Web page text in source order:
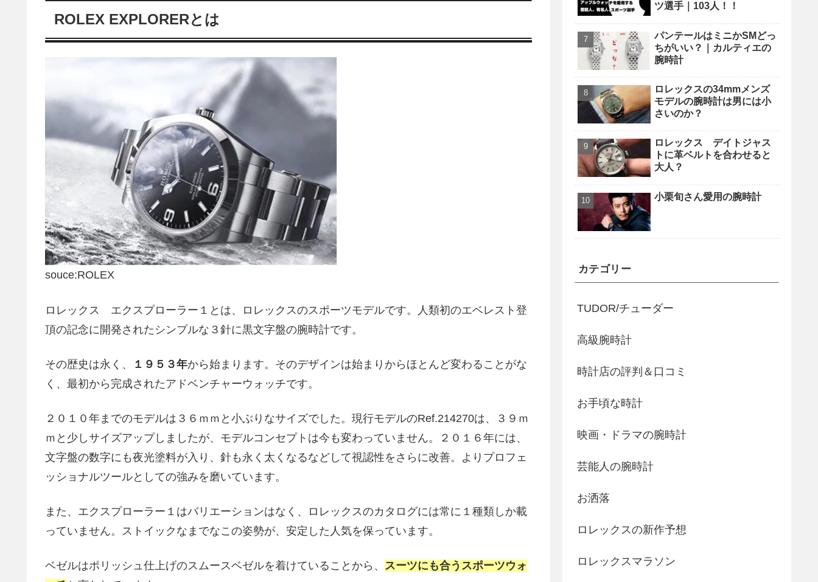
ROLEX EXPLORERとは
souce:ROLEX
ロレックス エクスプローラー１とは、ロレックスのスポーツモデルです。人類初のエベレスト登
頂の記念に開発されたシンプルな３針に黒文字盤の腕時計です。
その歴史は永く、 １９５３年から始まります。そのデザインは始まりからほとんど変わることがな
く、最初から完成されたアドベンチャーウォッチです。
２０１０年までのモデルは３６ｍｍと小ぶりなサイズでした。現行モデルのRef.214270は、３９ｍ
ｍと少しサイズアップしましたが、モデルコンセプトは今も変わっていません。２０１６年には、
文字盤の数字にも夜光塗料が入り、針も永く太くなるなどして視認性をさらに改善。よりプロフェ
ッショナルツールとしての強みを磨いています。
また、エクスプローラー１はバリエーションはなく、ロレックスのカタログには常に１種類しか載
っていません。ストイックなまでなこの姿勢が、安定した人気を保っています。
ベゼルはポリッシュ仕上げのスムースベゼルを着けていることから、 スーツにも合うスポーツウォ
ツ選手｜103人！！
パンテールはミニかSMどっ
ちがいい？｜カルティエの
腕時計
ロレックスの34mmメンズ
モデルの腕時計は男には小
さいのか？
ロレックス デイトジャス
トに革ベルトを合わせると
大人？
小栗旬さん愛用の腕時計
カテゴリー
TUDOR/チューダー
高級腕時計
時計店の評判＆口コミ
お手頃な時計
映画・ドラマの腕時計
芸能人の腕時計
お洒落
ロレックスの新作予想
ロレックスマラソン